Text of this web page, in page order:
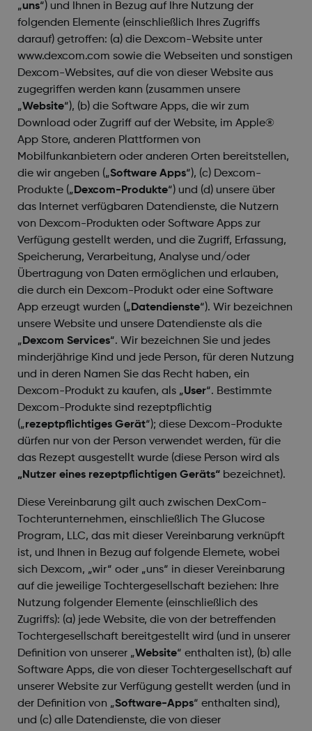
„uns“) und Ihnen in Bezug auf Ihre Nutzung der
folgenden Elemente (einschließlich Ihres Zugriffs
darauf) getroffen: (a) die Dexcom-Website unter
www.dexcom.com sowie die Webseiten und sonstigen
Dexcom-Websites, auf die von dieser Website aus
zugegriffen werden kann (zusammen unsere
„Website“), (b) die Software Apps, die wir zum
Download oder Zugriff auf der Website, im Apple®
App Store, anderen Plattformen von
Mobilfunkanbietern oder anderen Orten bereitstellen,
die wir angeben („Software Apps“), (c) Dexcom-
Produkte („ Dexcom-Produkte“) und (d) unsere über
das Internet verfügbaren Datendienste, die Nutzern
von Dexcom-Produkten oder Software Apps zur
Verfügung gestellt werden, und die Zugriff, Erfassung,
Speicherung, Verarbeitung, Analyse und/oder
Übertragung von Daten ermöglichen und erlauben,
die durch ein Dexcom-Produkt oder eine Software
App erzeugt wurden („ Datendienste“). Wir bezeichnen
unsere Website und unsere Datendienste als die
„ Dexcom Services“. Wir bezeichnen Sie und jedes
minderjährige Kind und jede Person, für deren Nutzung
und in deren Namen Sie das Recht haben, ein
Dexcom-Produkt zu kaufen, als „User“. Bestimmte
Dexcom-Produkte sind rezeptpflichtig
(„rezeptpflichtiges Gerät“); diese Dexcom-Produkte
dürfen nur von der Person verwendet werden, für die
das Rezept ausgestellt wurde (diese Person wird als
„Nutzer eines rezeptpflichtigen Geräts“ bezeichnet).
Diese Vereinbarung gilt auch zwischen DexCom-
Tochterunternehmen, einschließlich The Glucose
Program, LLC, das mit dieser Vereinbarung verknüpft
ist, und Ihnen in Bezug auf folgende Elemete, wobei
sich Dexcom, „wir“ oder „uns“ in dieser Vereinbarung
auf die jeweilige Tochtergesellschaft beziehen: Ihre
Nutzung folgender Elemente (einschließlich des
Zugriffs): (a) jede Website, die von der betreffenden
Tochtergesellschaft bereitgestellt wird (und in unserer
Definition von unserer „Website“ enthalten ist), (b) alle
Software Apps, die von dieser Tochtergesellschaft auf
unserer Website zur Verfügung gestellt werden (und in
der Definition von „Software-Apps“ enthalten sind),
und (c) alle Datendienste, die von dieser